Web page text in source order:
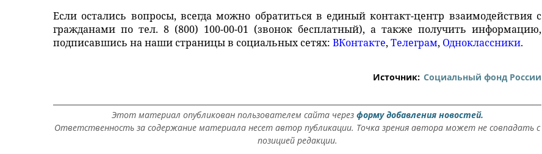
Если остались вопросы, всегда можно обратиться в единый контакт-центр взаимодействия с
гражданами по тел. 8 (800) 100-00-01 (звонок бесплатный), а также получить информацию,
подписавшись на наши страницы в социальных сетях: ВКонтакте, Телеграм, Одноклассники.
Источник: Социальный фонд России
Этот материал опубликован пользователем сайта через форму добавления новостей.
Ответственность за содержание материала несет автор публикации. Точка зрения автора может не совпадать с
позицией редакции.